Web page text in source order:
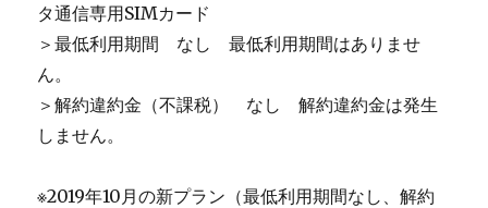
タ通信専用SIMカード
＞最低利用期間 なし 最低利用期間はありませ
ん。
＞解約違約金（不課税） なし 解約違約金は発生
しません。
※2019年10月の新プラン（最低利用期間なし、解約